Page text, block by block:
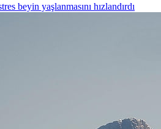
beyin yaşlanmasını hızlandırdı